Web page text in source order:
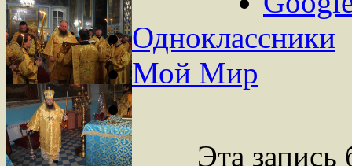
Одноклассники
Мой Мир
Эта